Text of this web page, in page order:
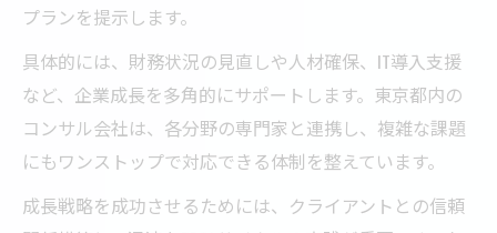
プランを提示します。
具体的には、財務状況の見直しや人材確保、IT導入支援
など、企業成長を多角的にサポートします。東京都内の
コンサル会社は、各分野の専門家と連携し、複雑な課題
にもワンストップで対応できる体制を整えています。
成長戦略を成功させるためには、クライアントとの信頼